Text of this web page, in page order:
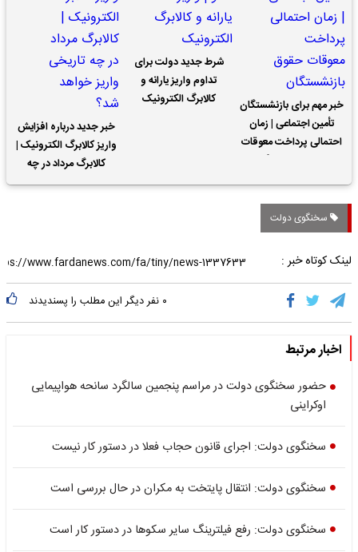
خبر مهم برای بازنشستگان
تأمین اجتماعی | زمان
احتمالی پرداخت معوقات
شرط جدید دولت برای
تداوم واریز یارانه و
کالابرگ الکترونیک
خبر جدید درباره افزایش
واریز کالابرگ الکترونیک |
کالابرگ مرداد در چه
تاریخی واریز خواهد شد؟
سخنگوی دولت
لینک کوتاه خبر :
۰ نفر دیگر این مطلب را پسندیدند
اخبار مرتبط
حضور سخنگوی دولت در مراسم پنجمین سالگرد سانحه هواپیمایی
اوکراینی
سخنگوی دولت: اجرای قانون حجاب فعلا در دستور کار نیست
سخنگوی دولت: انتقال پایتخت به مکران در حال بررسی است
سخنگوی دولت: رفع فیلترینگ سایر سکوها در دستور کار است